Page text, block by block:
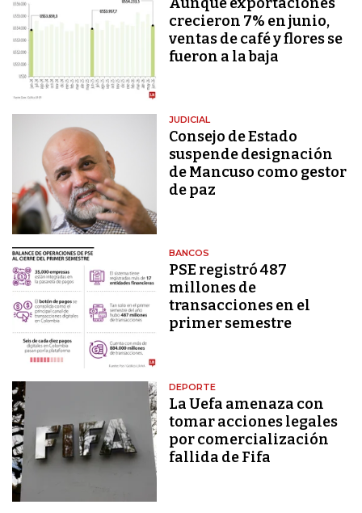
crecieron 7% en junio,
ventas de café y flores se
fueron a la baja
JUDICIAL
Consejo de Estado
suspende designación
de Mancuso como gestor
de paz
BANCOS
PSE registró 487
millones de
transacciones en el
primer semestre
DEPORTE
La Uefa amenaza con
tomar acciones legales
por comercialización
fallida de Fifa